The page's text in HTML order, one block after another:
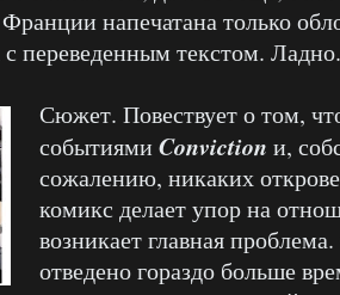
напечатана только
с переведенным текстом. Ладно.
Сюжет. Повествует о том,
событиями Conviction и,
сожалению, никаких
комикс делает упор на
возникает главная
отведено гораздо больше